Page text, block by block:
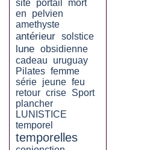
site portail
mort
en
pelvien
amethyste
antérieur solstice
lune obsidienne
cadeau
uruguay
Pilates femme
série jeune feu
retour crise Sport
plancher
LUNISTICE
temporel
temporelles